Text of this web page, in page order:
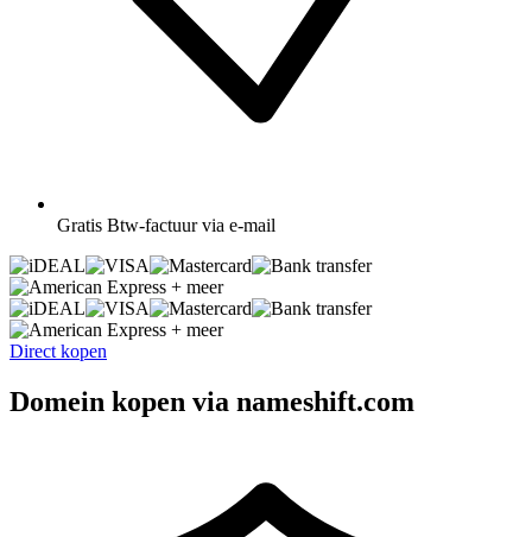
Gratis Btw-factuur via e-mail
+ meer
+ meer
Direct kopen
Domein kopen via nameshift.com